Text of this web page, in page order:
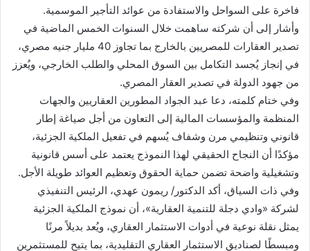
فاخرة على السواحل والاستفادة من عوائد التأجير الموسمية.
وأشار إلى أن شركته ساهمت خلال السنوات الخمس الماضية في
تصدير العقارات للمصريين بالخارج بما تجاوز 40 مليار جنيه مصري،
في إنجاز يُجسد التكامل بين السوق المحلي والطلب الخارجي، ويُعزز
من جهود الدولة في تصدير العقار المصري.
وفي ختام كلمته، دعا عبد الجواد المطورين العقاريين والجهات
المنظمة والمؤسسات المالية إلى التعاون من أجل صياغة إطار
قانوني وتنظيمي مرن وشفاف يُسهم في تفعيل الملكية الجزئية،
مؤكدًا أن النجاح الحقيقي لهذا النموذج يعتمد على أسس قانونية
وتشغيلية واضحة تضمن حماية الحقوق وتعظيم العوائد طويلة الأجل.
وفي ذات السياق، أكد الدكتور/ ريمون عهدي، الرئيس التنفيذي
لشركة «وادي دجلة للتنمية العقارية»، أن نموذج الملكية الجزئية
يمثل نقلة نوعية في أدوات الاستثمار العقاري، ويُعد بديلاً مرنًا
ومبسطًا لصناديق الاستثمار العقاري التقليدية، بما يتيح للمستثمرين